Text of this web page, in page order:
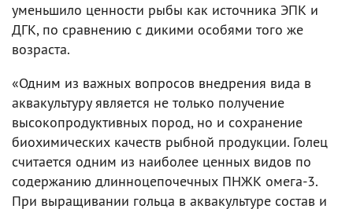
уменьшило ценности рыбы как источника ЭПК и
ДГК, по сравнению с дикими особями того же
возраста.
«Одним из важных вопросов внедрения вида в
аквакультуру является не только получение
высокопродуктивных пород, но и сохранение
биохимических качеств рыбной продукции. Голец
считается одним из наиболее ценных видов по
содержанию длинноцепочечных ПНЖК омега-3.
При выращивании гольца в аквакультуре состав и